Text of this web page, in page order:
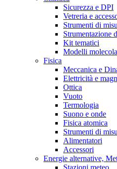
Sicurezza e DPI
Vetreria e
Strumenti di
Strumentazione
Kit tematici
Modelli
Fisica
Meccanica e
Elettricità e
Ottica
Vuoto
Termologia
Suono e onde
Fisica atomica
Strumenti di
Alimentatori
Accessori
Energie alternative,
Stazioni meteo